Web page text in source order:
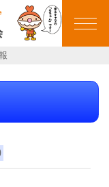
群馬県老人福祉施設